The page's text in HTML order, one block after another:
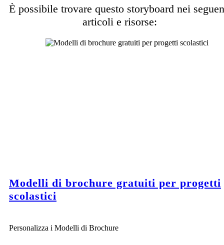
È possibile trovare questo storyboard nei
articoli e risorse:
Modelli di brochure gratuiti per progetti
scolastici
Personalizza i Modelli di Brochure